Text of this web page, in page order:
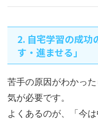
2. 自宅学習の成功
す・進ませる」
苦手の原因がわかっ
気が必要です。
よくあるのが、「今